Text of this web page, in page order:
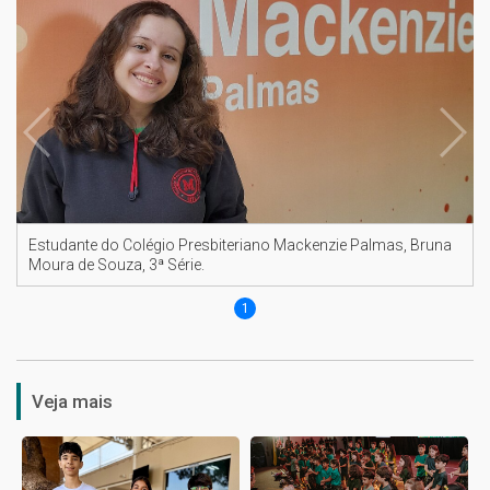
Estudante do Colégio Presbiteriano Mackenzie Palmas, Bruna
Moura de Souza, 3ª Série.
1
Veja mais